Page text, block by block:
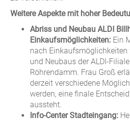
Weitere Aspekte mit hoher
Abriss und Neubau ALDI
Einkaufsmöglichkeiten: Ein
nach Einkaufsmöglichkeiten
und Neubaus der ALDI-
Röhrendamm. Frau Groß
derzeit verschiedene
werden, eine finale
aussteht.
Info-Center Stadteingang: